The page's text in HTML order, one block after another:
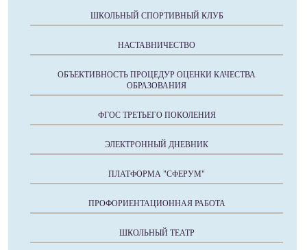
ШКОЛЬНЫЙ СПОРТИВНЫЙ КЛУБ
НАСТАВНИЧЕСТВО
ОБЪЕКТИВНОСТЬ ПРОЦЕДУР ОЦЕНКИ КАЧЕСТВА
ОБРАЗОВАНИЯ
ФГОС ТРЕТЬЕГО ПОКОЛЕНИЯ
ЭЛЕКТРОННЫЙ ДНЕВНИК
ПЛАТФОРМА "СФЕРУМ"
ПРОФОРИЕНТАЦИОННАЯ РАБОТА
ШКОЛЬНЫЙ ТЕАТР